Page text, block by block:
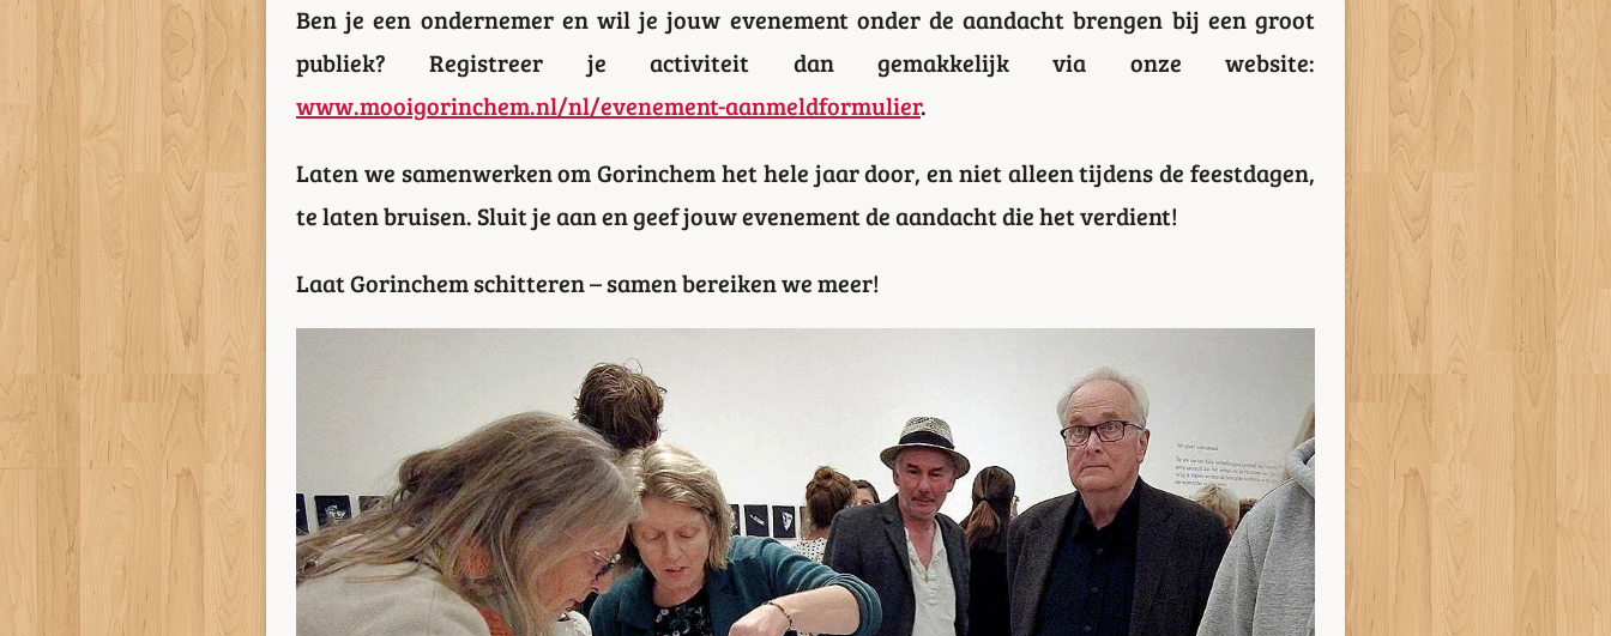
Ben je een ondernemer en wil je jouw evenement onder de aandacht brengen bij een groot
publiek? Registreer je activiteit dan gemakkelijk via onze website:
www.mooigorinchem.nl/nl/evenement-aanmeldformulier.
Laten we samenwerken om Gorinchem het hele jaar door, en niet alleen tijdens de feestdagen,
te laten bruisen. Sluit je aan en geef jouw evenement de aandacht die het verdient!
Laat Gorinchem schitteren – samen bereiken we meer!